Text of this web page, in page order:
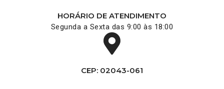
HORÁRIO DE ATENDIMENTO
Segunda a Sexta das 9:00 às 18:00
CEP: 02043-061